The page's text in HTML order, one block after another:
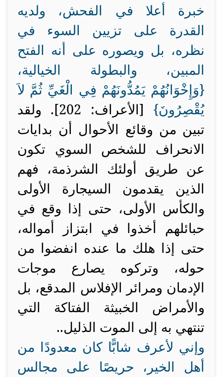
خبرة أعلا في الفحش، ولديه
القدرة على تزيين السوء في
نظره، بل ويصوره على أنه الفتح
المبين، والبطولة الخيالية،
{وَإِخْوَانُهُمْ يَمُدُّونَهُمْ فِي الْغَيِّ ثُمَّ لاَ
يُقْصِرُونَ}
[الأعراف: 202]. ولقد
تبين من وقائع الأحوال أن بدايات
الانحراف للشخص السوي تكون
عن طريق أولئك الشرذمة، فهم
الذين يقدمون السيجارة الأولى
والكأس الأولى، حتى إذا وقع في
حبائلهم أخذوا في ابتزاز أمواله،
حتى إذا هلك ما عنده انفضوا من
حوله، وتركوه يصارع موجات
الإدمان ومرائر الإفلاس المدقع، بل
والأمراض الخبيثة الفتاكة التي
تنتهي به إلى الموت الذليل..
وإني لأعرف شابًّا كان معدودًا من
أهل الخير، حريصًا على مجالس